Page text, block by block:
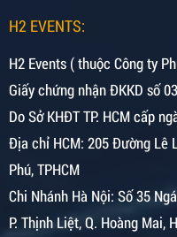
H2 EVENTS:
H2 Events ( thuộc Công ty
Giấy chứng nhận ĐKKD số
Do Sở KHĐT TP. HCM cấp
Địa chỉ HCM: 205 Đường Lê
Phú, TPHCM
Chi Nhánh Hà Nội: Số 35
P. Thịnh Liệt, Q. Hoàng Mai,